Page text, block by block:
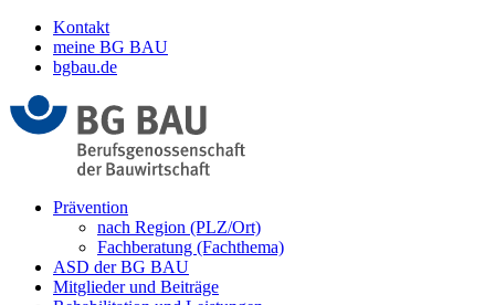
Kontakt
meine BG BAU
bgbau.de
Prävention
nach Region (PLZ/Ort)
Fachberatung (Fachthema)
ASD der BG BAU
Mitglieder und Beiträge